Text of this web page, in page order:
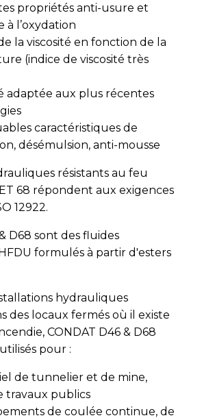
propriétés anti-usure et
à l’oxydation
la viscosité en fonction de la
(indice de viscosité très
adaptée aux plus récentes
caractéristiques de
désémulsion, anti-mousse
résistants au feu
68 répondent aux exigences
12922.
D68 sont des fluides
formulés à partir d'esters
hydrauliques
des locaux fermés où il existe
CONDAT D46 & D68
pour :
de tunnelier et de mine,
travaux publics
de coulée continue, de